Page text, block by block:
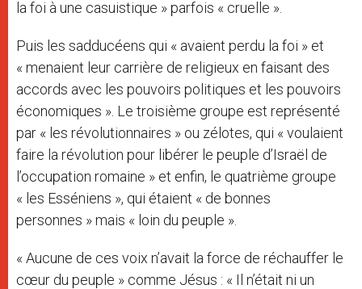
la foi à une casuistique » parfois « cruelle ».
Puis les sadducéens qui « avaient perdu la foi » et
« menaient leur carrière de religieux en faisant des
accords avec les pouvoirs politiques et les pouvoirs
économiques ». Le troisième groupe est représenté
par « les révolutionnaires » ou zélotes, qui « voulaient
faire la révolution pour libérer le peuple d’Israël de
l’occupation romaine » et enfin, le quatrième groupe
« les Esséniens », qui étaient « de bonnes
personnes » mais « loin du peuple ».
« Aucune de ces voix n’avait la force de réchauffer le
cœur du peuple » comme Jésus : « Il n’était ni un